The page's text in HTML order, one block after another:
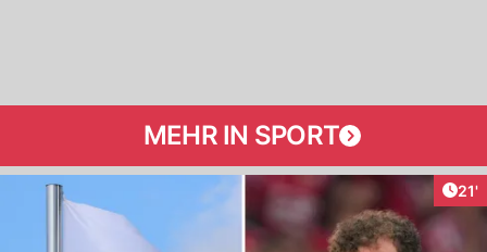
MEHR IN SPORT
21'